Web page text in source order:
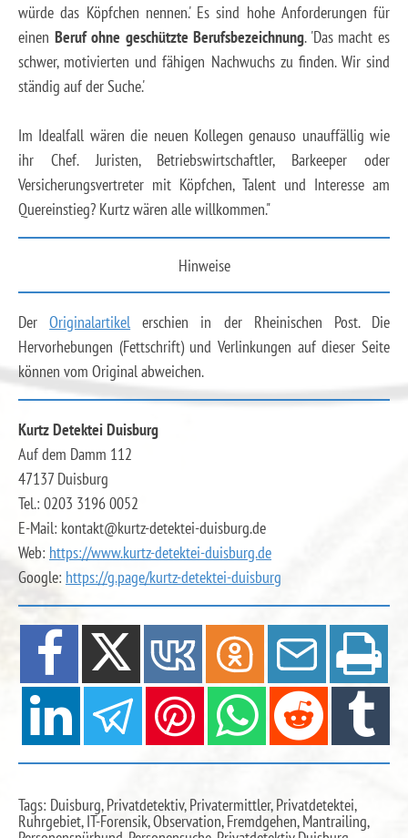
würde das Köpfchen nennen.' Es sind hohe Anforderungen für
einen Beruf ohne geschützte Berufsbezeichnung. 'Das macht es
schwer, motivierten und fähigen Nachwuchs zu finden. Wir sind
ständig auf der Suche.'
Im Idealfall wären die neuen Kollegen genauso unauffällig wie
ihr Chef. Juristen, Betriebswirtschaftler, Barkeeper oder
Versicherungsvertreter mit Köpfchen, Talent und Interesse am
Quereinstieg? Kurtz wären alle willkommen."
Hinweise
DerOriginalartikel erschien in der Rheinischen Post. Die
Hervorhebungen (Fettschrift) und Verlinkungen auf dieser Seite
können vom Original abweichen.
Kurtz Detektei Duisburg
Auf dem Damm 112
47137 Duisburg
Tel.: 0203 3196 0052
E-Mail: kontakt@kurtz-detektei-duisburg.de
Web: https://www.kurtz-detektei-duisburg.de
Google: https://g.page/kurtz-detektei-duisburg
Tags: Duisburg, Privatdetektiv, Privatermittler, Privatdetektei,
Ruhrgebiet, IT-Forensik, Observation, Fremdgehen, Mantrailing,